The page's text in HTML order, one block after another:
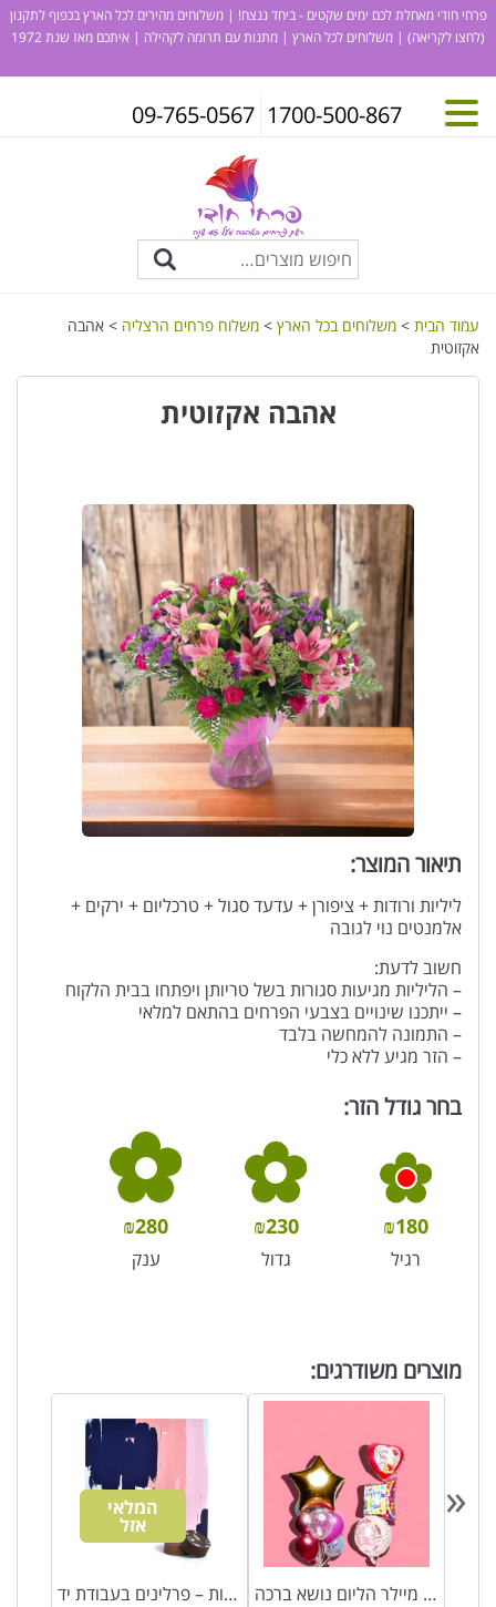
פרחי חודי מאחלת לכם ימים שקטים - ביחד ננצח! | משלוחים מהירים לכל הארץ בכפוף לתקנון
(לחצו לקריאה) | משלוחים לכל הארץ | מתנות עם תרומה לקהילה | איתכם מאז שנת 1972
1700-500-867
09-765-0567
עמוד הבית > משלוחים בכל הארץ > משלוח פרחים הרצליה > אהבה
אקזוטית
אהבה אקזוטית
תיאור המוצר:
ליליות ורודות + ציפורן + עדעד סגול + טרכליום + ירקים +
אלמנטים נוי לגובה
חשוב לדעת:
– הליליות מגיעות סגורות בשל טריותן ויפתחו בבית הלקוח
– ייתכנו שינויים בצבעי הפרחים בהתאם למלאי
– התמונה להמחשה בלבד
– הזר מגיע ללא כלי
בחר גודל הזר:
₪180
רגיל
₪230
גדול
₪280
ענק
מוצרים משודרגים:
המלאי
אזל
מארז אורנת מתיקות – פרלינים בעבודת יד
בלון מיילר הליום נושא ברכה
«